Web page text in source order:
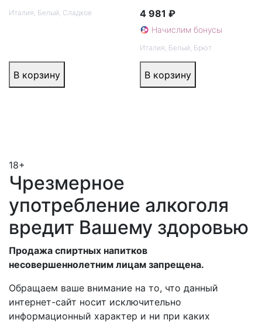
Италия, Белый, Сладкое
В корзину
4 981 ₽
Начислим бонусы
Италия, Белый, Брют
В корзину
18+
Чрезмерное
употребление алкоголя
вредит Вашему здоровью
Продажа спиртных напитков
несовершеннолетним лицам запрещена.
Обращаем ваше внимание на то, что данный
интернет-сайт носит исключительно
информационный характер и ни при каких